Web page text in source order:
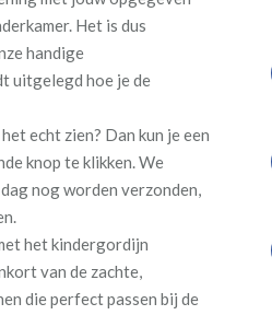
Het is dus
handige
uitgelegd hoe je de
echt zien? Dan kun je een
knop te klikken. We
nog worden verzonden,
het kindergordijn
van de zachte,
die perfect passen bij de